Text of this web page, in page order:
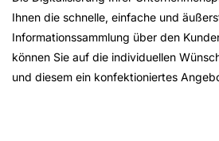
Ihnen die schnelle, einfache und
Informationssammlung über den
können Sie auf die individuellen
und diesem ein konfektioniertes